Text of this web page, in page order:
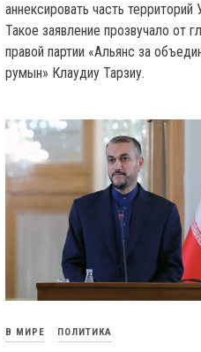
аннексировать часть территорий
Такое заявление прозвучало от
правой партии «Альянс за
румын» Клаудиу Тарзиу.
В МИРЕ ПОЛИТИКА